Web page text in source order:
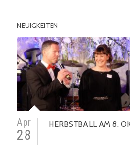
NEUIGKEITEN
Apr
28
HERBSTBALL AM 8.